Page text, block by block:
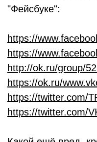
"Фейсбуке":
https://
https://
http://ok.ru/group/
https://ok.ru/
https://twitter.com/
https://twitter.com/